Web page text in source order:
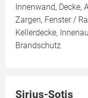
Innenwand, Decke,
Zargen, Fenster /
Kellerdecke,
Brandschutz
Sirius-Sotis